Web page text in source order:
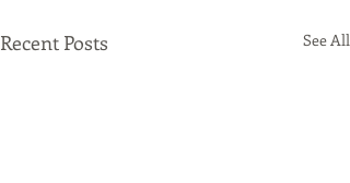
Recent Posts See All